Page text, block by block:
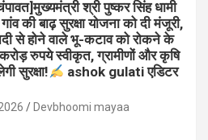
श्री पुष्कर सिंह धामी
की बाढ़ सुरक्षा योजना को दी मंजूरी,
से होने वाले भू-कटाव को रोकने के
रुपये स्वीकृत, ग्रामीणों और कृषि
सुरक्षा!
ashok gulati एडिटर
Devbhoomi mayaa